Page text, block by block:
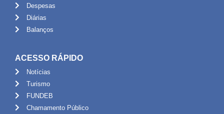
Despesas
Diárias
Balanços
ACESSO RÁPIDO
Notícias
Turismo
FUNDEB
Chamamento Público